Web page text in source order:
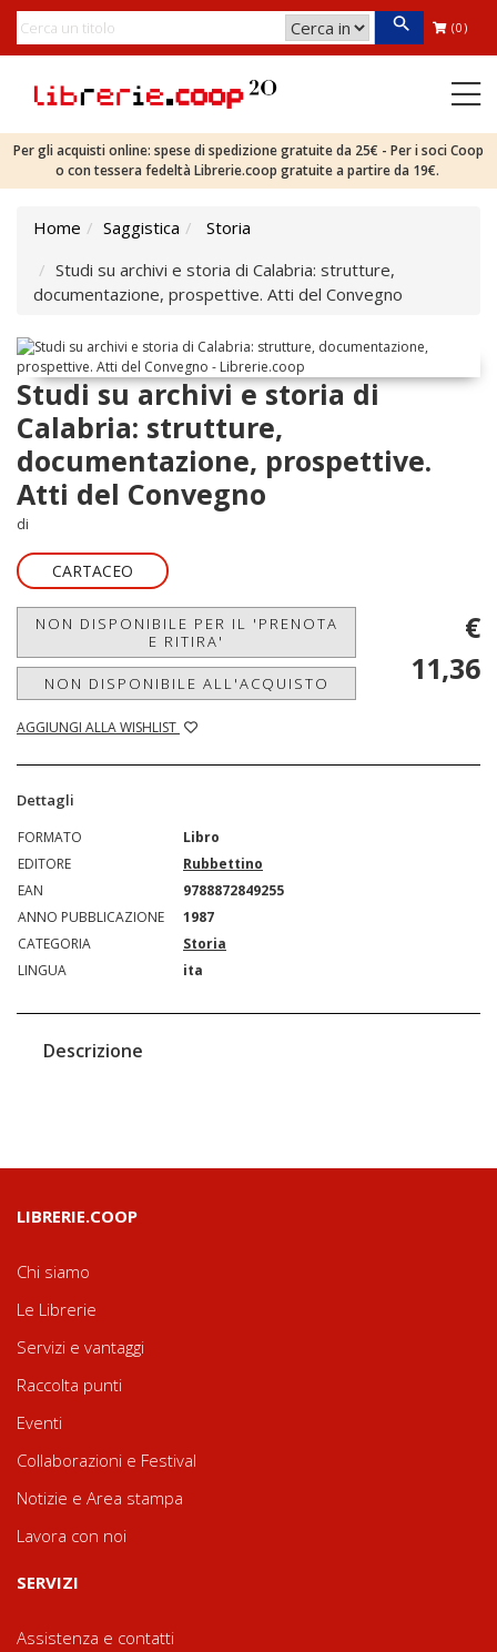
(0)
Per gli acquisti online: spese di spedizione gratuite da 25€ - Per i soci Coop
o con tessera fedeltà Librerie.coop gratuite a partire da 19€.
Home Saggistica
Storia
Studi su archivi e storia di Calabria: strutture,
documentazione, prospettive. Atti del Convegno
Studi su archivi e storia di
Calabria: strutture,
documentazione, prospettive.
Atti del Convegno
di
CARTACEO
NON DISPONIBILE PER IL 'PRENOTA
E RITIRA'
NON DISPONIBILE ALL'ACQUISTO
AGGIUNGI ALLA WISHLIST
€
11,36
Dettagli
FORMATO
Libro
EDITORE
Rubbettino
EAN
9788872849255
ANNO PUBBLICAZIONE
1987
CATEGORIA
Storia
LINGUA
ita
Descrizione
LIBRERIE.COOP
Chi siamo
Le Librerie
Servizi e vantaggi
Raccolta punti
Eventi
Collaborazioni e Festival
Notizie e Area stampa
Lavora con noi
SERVIZI
Assistenza e contatti